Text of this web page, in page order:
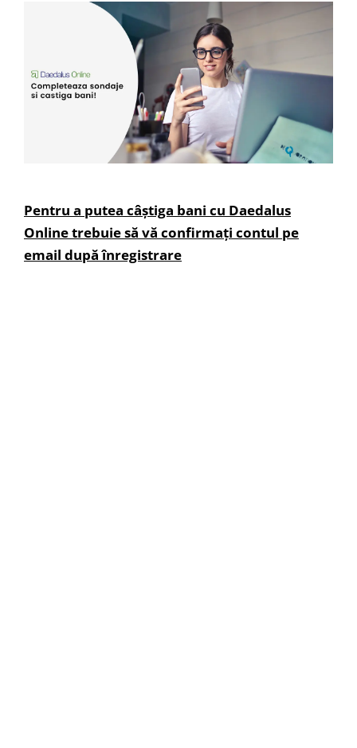
Pentru a putea câștiga bani cu Daedalus
Online trebuie să vă confirmați contul pe
email după înregistrare